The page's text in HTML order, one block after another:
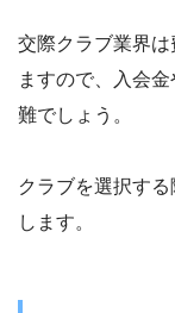
交際クラブ業界
ますので、入会
難でしょう。
クラブを選択す
します。